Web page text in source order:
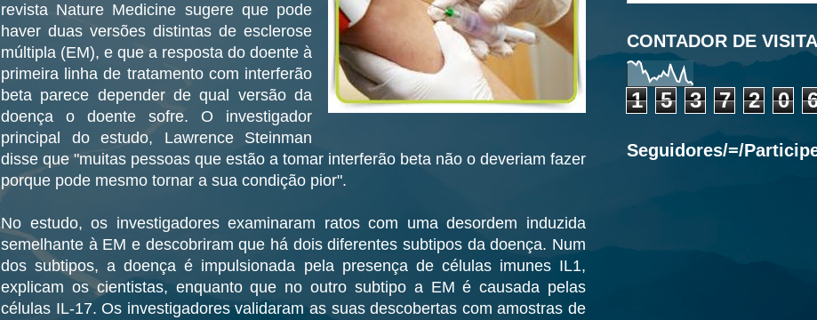
revista Nature Medicine sugere que pode
haver duas versões distintas de esclerose
múltipla (EM), e que a resposta do doente à
primeira linha de tratamento com interferão
beta parece depender de qual versão da
doença o doente sofre. O investigador
principal do estudo, Lawrence Steinman
disse que "muitas pessoas que estão a tomar interferão beta não o deveriam fazer
porque pode mesmo tornar a sua condição pior".
No estudo, os investigadores examinaram ratos com uma desordem induzida
semelhante à EM e descobriram que há dois diferentes subtipos da doença. Num
dos subtipos, a doença é impulsionada pela presença de células imunes IL1,
explicam os cientistas, enquanto que no outro subtipo a EM é causada pelas
células IL-17. Os investigadores validaram as suas descobertas com amostras de
CONTADOR DE
1 5 3 7 2 0
Seguidores/=/